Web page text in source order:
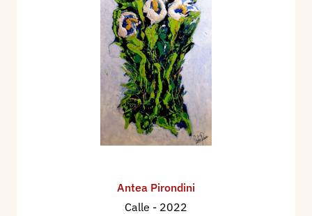
Antea Pirondini
Calle - 2022